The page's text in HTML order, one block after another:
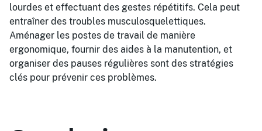
lourdes et effectuant des gestes répétitifs. Cela peut
entraîner des troubles musculosquelettiques.
Aménager les postes de travail de manière
ergonomique, fournir des aides à la manutention, et
organiser des pauses régulières sont des stratégies
clés pour prévenir ces problèmes.